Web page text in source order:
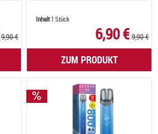
9,90 €
Inhalt1 Stück
6,90 €9,90 €
ZUM PRODUKT